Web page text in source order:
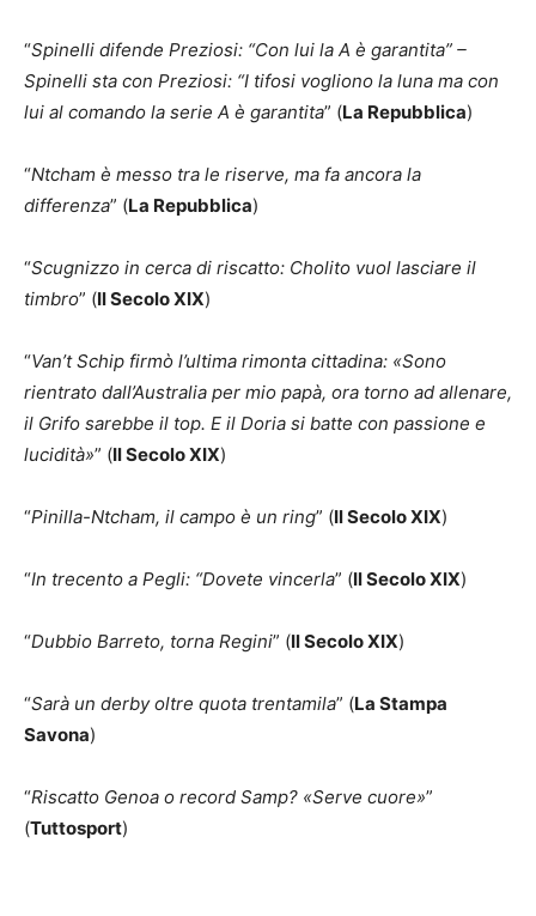
“Spinelli difende Preziosi: “Con lui la A è garantita” –
Spinelli sta con Preziosi: “I tifosi vogliono la luna ma con
lui al comando la serie A è garantita” (La Repubblica)
“Ntcham è messo tra le riserve, ma fa ancora la
differenza” (La Repubblica)
“Scugnizzo in cerca di riscatto: Cholito vuol lasciare il
timbro” (Il Secolo XIX)
“Van’t Schip firmò l’ultima rimonta cittadina: «Sono
rientrato dall’Australia per mio papà, ora torno ad allenare,
il Grifo sarebbe il top. E il Doria si batte con passione e
lucidità»” (Il Secolo XIX)
“Pinilla-Ntcham, il campo è un ring” (Il Secolo XIX)
“In trecento a Pegli: “Dovete vincerla” (Il Secolo XIX)
“Dubbio Barreto, torna Regini” (Il Secolo XIX)
“Sarà un derby oltre quota trentamila” (La Stampa
Savona)
“Riscatto Genoa o record Samp? «Serve cuore»”
(Tuttosport)